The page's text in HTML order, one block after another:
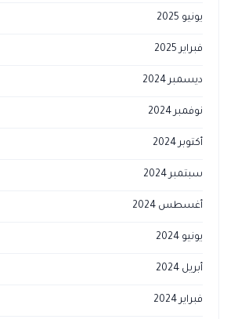
يونيو 2025
فبراير 2025
ديسمبر 2024
نوفمبر 2024
أكتوبر 2024
سبتمبر 2024
أغسطس 2024
يونيو 2024
أبريل 2024
فبراير 2024